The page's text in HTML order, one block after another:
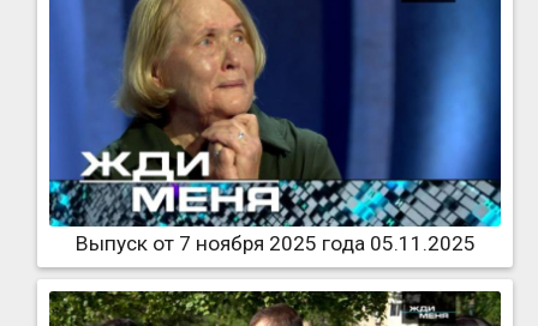
Выпуск от 7 ноября 2025 года 05.11.2025